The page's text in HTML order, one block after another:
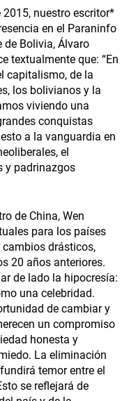
nuestro escritor*
en el Paraninfo
de Bolivia, Álvaro
textualmente que: “En
capitalismo, de la
los bolivianos y la
viviendo una
conquistas
a la vanguardia en
el
y padrinazgos
de China, Wen
para los países
drásticos,
20 años anteriores.
de lado la hipocresía:
una celebridad.
de cambiar y
un compromiso
honesta y
La eliminación
temor entre el
se reflejará de